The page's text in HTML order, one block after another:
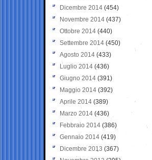
Dicembre 2014 (454)
Novembre 2014 (437)
Ottobre 2014 (440)
Settembre 2014 (450)
Agosto 2014 (433)
Luglio 2014 (436)
Giugno 2014 (391)
Maggio 2014 (392)
Aprile 2014 (389)
Marzo 2014 (436)
Febbraio 2014 (386)
Gennaio 2014 (419)
Dicembre 2013 (367)